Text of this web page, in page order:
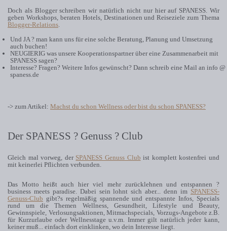
Doch als Blogger schreiben wir natürlich nicht nur hier auf SPANESS. Wir
geben Workshops, beraten Hotels, Destinationen und Reiseziele zum Thema
Blogger-Relations
Und JA ? man kann uns für eine solche Beratung, Planung und Umsetzung
auch buchen!
NEUGIERIG was unsere Kooperationspartner über eine Zusammenarbeit mit
SPANESS sagen?
Interesse? Fragen? Weitere Infos gewünscht? Dann schreib eine Mail an info @
spaness.de
-> zum Artikel: Machst du schon Wellness oder bist du schon SPANESS?
Der SPANESS ? Genuss ? Club
Gleich mal vorweg, der SPANESS Genuss Club ist komplett kostenfrei und
mit keinerlei Pflichten verbunden.
Das Motto heißt auch hier viel mehr zurücklehnen und entspannen ?
business meets paradise. Dabei sein lohnt sich aber... denn im SPANESS-
Genuss-Club gibt?s regelmäßig spannende und entspannte Infos, Specials
rund um die Themen Wellness, Gesundheit, Lifestyle und Beauty,
Gewinnspiele, Verlosungsaktionen, Mitmachspecials, Vorzugs-Angebote z.B.
für Kurzurlaube oder Wellnesstage u.v.m. Immer gilt natürlich jeder kann,
keiner muß... einfach dort einklinken, wo dein Interesse liegt.